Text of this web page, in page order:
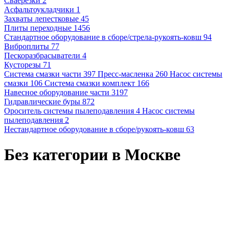
Асфальтоукладчики 1
Захваты лепестковые 45
Плиты переходные 1456
Стандартное оборудование в сборе/стрела-рукоять-ковш 94
Виброплиты 77
Пескоразбрасыватели 4
Кусторезы 71
Система смазки части 397 Пресс-масленка 260 Насос системы
смазки 106 Система смазки комплект 166
Навесное оборудование части 3197
Гидравлические буры 872
Ороситель системы пылеподавления 4 Насос системы
пылеподавления 2
Нестандартное оборудование в сборе/рукоять-ковш 63
Без категории в Москве